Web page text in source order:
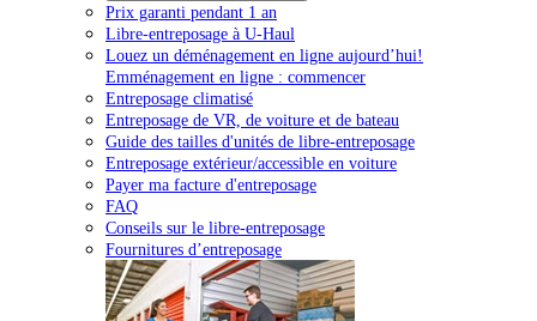
Prix garanti pendant 1 an
Libre-entreposage à U-Haul
Louez un déménagement en ligne aujourd’hui!
Emménagement en ligne : commencer
Entreposage climatisé
Entreposage de VR, de voiture et de bateau
Guide des tailles d'unités de libre-entreposage
Entreposage extérieur/accessible en voiture
Payer ma facture d'entreposage
FAQ
Conseils sur le libre-entreposage
Fournitures d’entreposage